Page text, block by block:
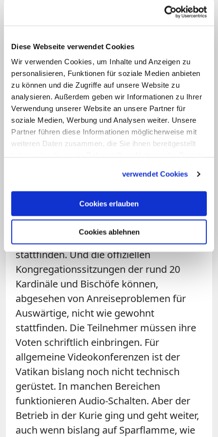
Diese Webseite verwendet Cookies
Wir verwenden Cookies, um Inhalte und Anzeigen zu
personalisieren, Funktionen für soziale Medien anbieten
zu können und die Zugriffe auf unsere Website zu
analysieren. Außerdem geben wir Informationen zu Ihrer
Verwendung unserer Website an unsere Partner für
soziale Medien, Werbung und Analysen weiter. Unsere
Partner führen diese Informationen möglicherweise mit
weiteren Daten zusammen, die Sie ihnen bereitgestellt
verwendet Cookies
Cookies erlauben
Cookies ablehnen
Bibliothek und weitere Unterlagen
Studien erarbeiten, Dossiers erstellen
oder allgemeine Korrespondenzen
erledigen.
Allerdings galten und gelten auch
innerhalb der Behörden die Begegnungs-
und Versammlungsauflagen. Inzwischen
tragen die meisten außerhalb ihres
Die kommunikative Tee- oder
Kaffeepause entfällt.
Mitarbeiterversammlungen können
allenfalls im kleinsten Kreis (mit bis zu
fünf Personen) und mit größtem Abstand
stattfinden. Und die offiziellen
Kongregationssitzungen der rund 20
Kardinäle und Bischöfe können,
abgesehen von Anreiseproblemen für
Auswärtige, nicht wie gewohnt
stattfinden. Die Teilnehmer müssen ihre
Voten schriftlich einbringen. Für
allgemeine Videokonferenzen ist der
Vatikan bislang noch nicht technisch
gerüstet. In manchen Bereichen
funktionieren Audio-Schalten. Aber der
Betrieb in der Kurie ging und geht weiter,
auch wenn bislang auf Sparflamme, wie